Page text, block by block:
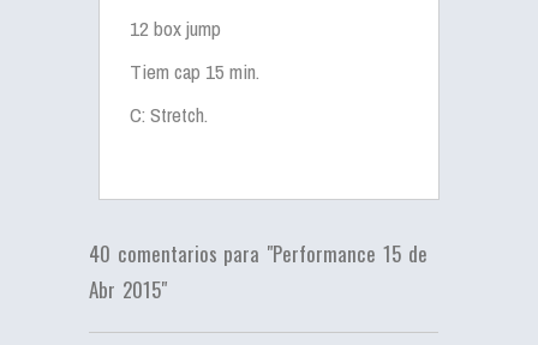
12 box jump
Tiem cap 15 min.
C: Stretch.
40 comentarios para "Performance 15 de
Abr 2015"